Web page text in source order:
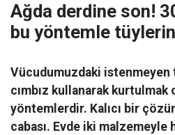
Ağda derdine son!
bu yöntemle
Vücudumuzdaki istenmeyen
cımbız kullanarak kurtulmak
yöntemlerdir. Kalıcı bir
cabası. Evde iki malzemeyle